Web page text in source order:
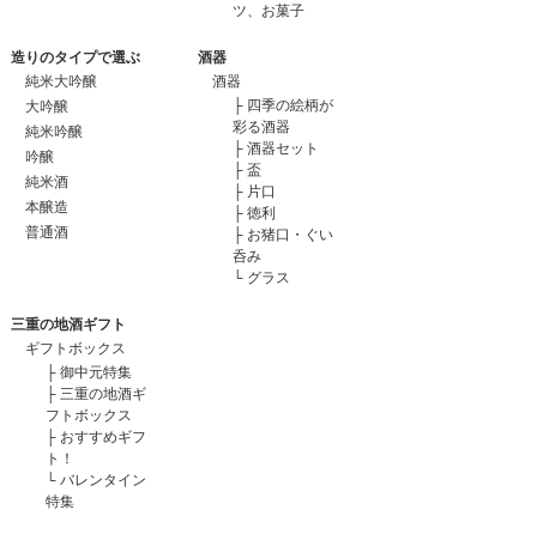
ツ、お菓子
造りのタイプで選ぶ
純米大吟醸
大吟醸
純米吟醸
吟醸
純米酒
本醸造
普通酒
酒器
酒器
├ 四季の絵柄が
彩る酒器
├ 酒器セット
├ 盃
├ 片口
├ 徳利
├ お猪口・ぐい
呑み
└ グラス
三重の地酒ギフト
ギフトボックス
├ 御中元特集
├ 三重の地酒ギ
フトボックス
├ おすすめギフ
ト！
└ バレンタイン
特集